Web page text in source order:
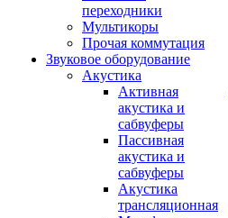
переходники
Мультикоры
Прочая коммутация
Звуковое оборудование
Акустика
Активная
акустика и
сабвуферы
Пассивная
акустика и
сабвуферы
Акустика
трансляционная